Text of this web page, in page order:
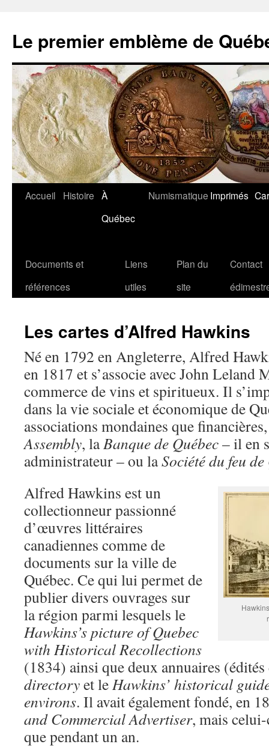
contenu
Le premier emblème de
Accueil Histoire À
Québec
Numismatique Imprimés
Documents et
références
Liens
utiles
Plan du
site
Contact
Les cartes d’Alfred Hawkins
Né en 1792 en Angleterre, Alfred
en 1817 et s’associe avec John Leland
commerce de vins et spiritueux. Il
dans la vie sociale et économique de
associations mondaines que
Assembly, laBanque de Québec– il en
administrateur – ou laSociété du feu de
Alfred Hawkins est un
collectionneur passionné
d’œuvres littéraires
canadiennes comme de
documents sur la ville de
Québec. Ce qui lui permet de
publier divers ouvrages sur
la région parmi lesquels le
Hawkins’s picture of Quebec
with Historical Recollections
(1834) ainsi que deux annuaires
directoryet leHawkins’ historical
environs. Il avait également fondé, en
and Commercial Advertiser, mais
que pendant un an.